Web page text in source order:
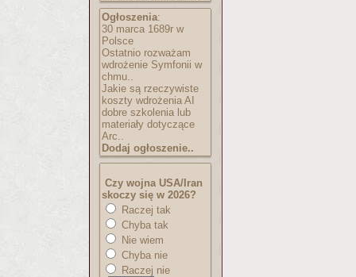
Ogłoszenia:
30 marca 1689r w
Polsce
Ostatnio rozważam
wdrożenie Symfonii w
chmu..
Jakie są rzeczywiste
koszty wdrożenia AI
dobre szkolenia lub
materiały dotyczące
Arc..
Dodaj ogłoszenie..
Czy wojna USA/Iran
skoczy się w 2026?
Raczej tak
Chyba tak
Nie wiem
Chyba nie
Raczej nie